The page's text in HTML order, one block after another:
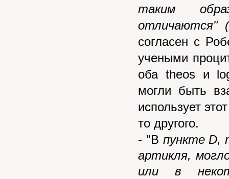
таким
отличаются"
согласен с
учеными
оба theosи
могли быть
использует
то другого.
- "В пункте D,
артикля,
или в